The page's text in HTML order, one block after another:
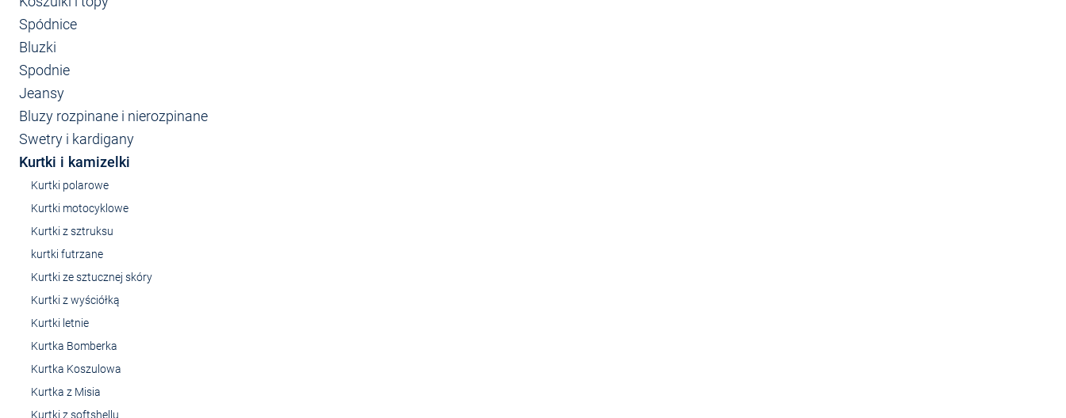
Spódnice
Bluzki
Spodnie
Jeansy
Bluzy rozpinane i nierozpinane
Swetry i kardigany
Kurtki i kamizelki
Kurtki polarowe
Kurtki motocyklowe
Kurtki z sztruksu
kurtki futrzane
Kurtki ze sztucznej skóry
Kurtki z wyściółką
Kurtki letnie
Kurtka Bomberka
Kurtka Koszulowa
Kurtka z Misia
Kurtki z softshellu